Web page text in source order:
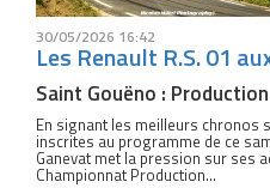
30/05/2026 16:42
Les Renault R.S. 01
Saint Gouëno :
En signant les meilleurs chronos
inscrites au programme de ce
Ganevat met la pression sur ses
Championnat Production...